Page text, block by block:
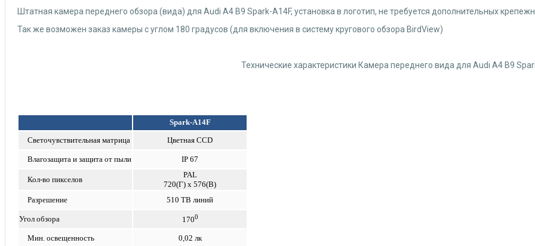
Штатная камера переднего обзора (вида) для Audi A4 B9 Spark-A14F, установка в логотип, не требуется дополнительных
Так же возможен заказ камеры с углом 180 градусов (для включения в систему кругового обзора BirdView)
Технические характеристики Камера переднего вида для Audi A4 B9
Spark-A14F
Светочувствительная матрица
Цветная CCD
Влагозащита и защита от пыли IP 67
Кол-во пикселов
PAL
720(Г) x 576(В)
Разрешение
510 ТВ линий
Угол обзора 1700
Мин. освещенность 0,02 лк